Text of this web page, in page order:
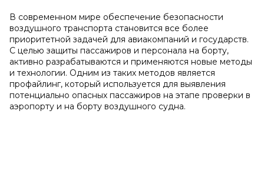
В современном мире обеспечение безопасности
воздушного транспорта становится все более
приоритетной задачей для авиакомпаний и государств.
С целью защиты пассажиров и персонала на борту,
активно разрабатываются и применяются новые методы
и технологии. Одним из таких методов является
профайлинг, который используется для выявления
потенциально опасных пассажиров на этапе проверки в
аэропорту и на борту воздушного судна.